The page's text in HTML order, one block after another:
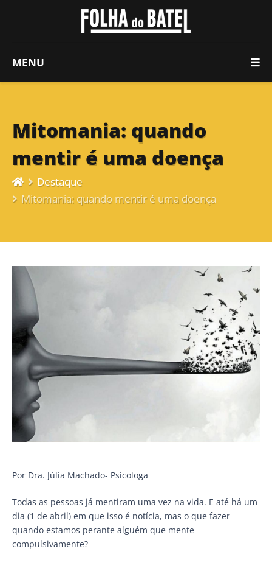
MENU
Mitomania: quando
mentir é uma doença
Destaque
Mitomania: quando mentir é uma doença
Por Dra. Júlia Machado- Psicologa
Todas as pessoas já mentiram uma vez na vida. E até há um
dia (1 de abril) em que isso é notícia, mas o que fazer
quando estamos perante alguém que mente
compulsivamente?